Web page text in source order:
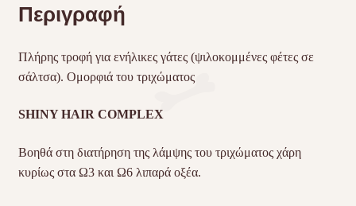
Περιγραφή
Πλήρης τροφή για ενήλικες γάτες (ψιλοκομμένες φέτες σε
σάλτσα). Ομορφιά του τριχώματος
SHINY HAIR COMPLEX
Βοηθά στη διατήρηση της λάμψης του τριχώματος χάρη
κυρίως στα Ω3 και Ω6 λιπαρά οξέα.